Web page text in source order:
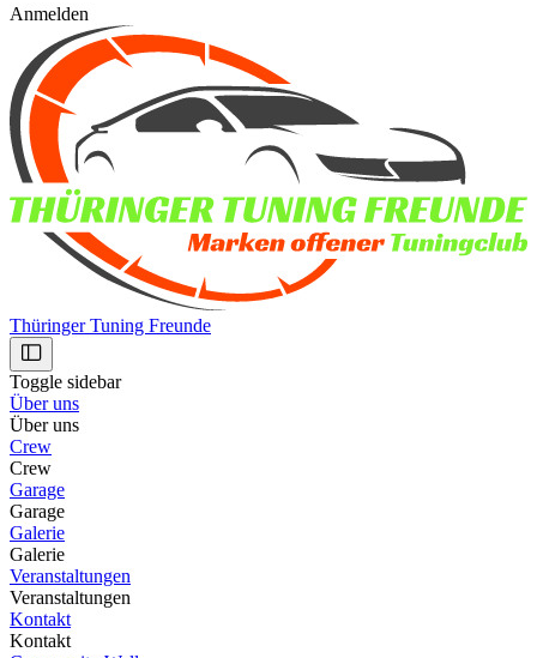
Anmelden
Thüringer Tuning Freunde
Toggle sidebar
Über uns
Über uns
Crew
Crew
Garage
Garage
Galerie
Galerie
Veranstaltungen
Veranstaltungen
Kontakt
Kontakt